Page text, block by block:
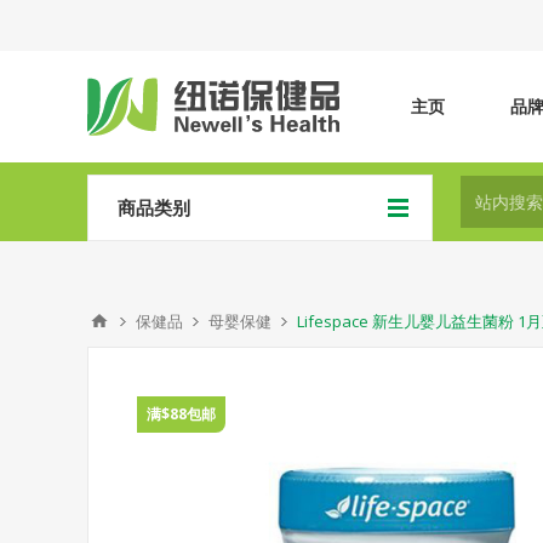
主页 品
商品类别
保健品 母婴保健 Lifespace 新生儿婴儿益生菌粉 1
满$88包邮